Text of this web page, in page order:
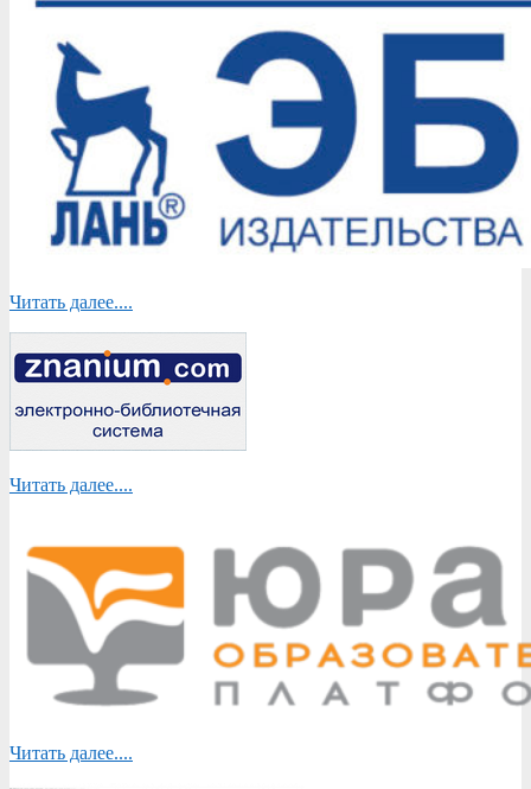
Читать далее....
Читать далее....
Читать далее....